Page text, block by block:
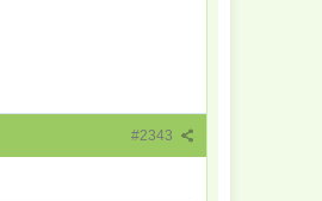
#2343